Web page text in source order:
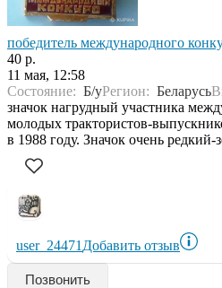
победитель международного
40 р.
11 мая, 12:58
Состояние: Б/уРегион: Беларусь
значок нагрудный участника
молодых трактористов-
в 1988 году. Значок очень редкий-
user_24471 Добавить отзыв
Позвонить